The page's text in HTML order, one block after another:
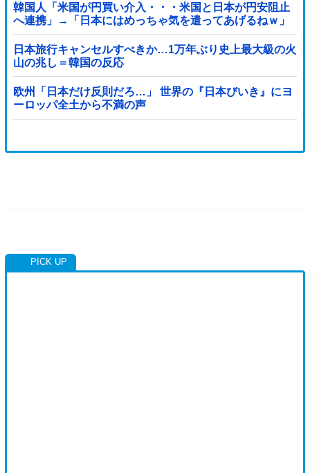
韓国人「米国が円買い介入・・・米国と日本が円安阻止
へ連携」→「日本にはめっちゃ気を遣ってあげるねｗ」
「ウォンも救ってくれ・・・」
日本旅行キャンセルすべきか…1万年ぶり史上最大級の火
山の兆し＝韓国の反応
欧州「日本だけ反則だろ…」 世界の『日本びいき』にヨ
ーロッパ全土から不満の声